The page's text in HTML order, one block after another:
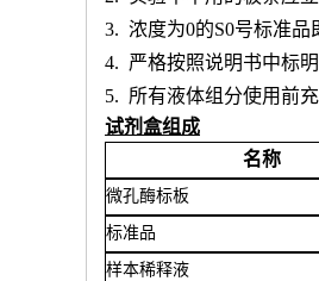
3. 浓度为0的S0号标准
4. 严格按照说明书中标
5. 所有液体组分使用前充
试剂盒组成
名称
微孔酶标板
标准品
样本稀释液